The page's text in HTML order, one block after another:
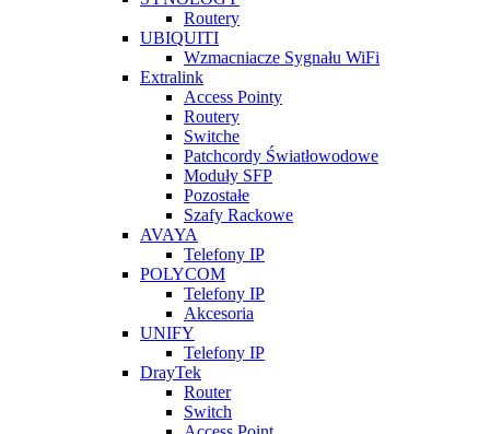
Routery
UBIQUITI
Wzmacniacze Sygnału WiFi
Extralink
Access Pointy
Routery
Switche
Patchcordy Światłowodowe
Moduły SFP
Pozostałe
Szafy Rackowe
AVAYA
Telefony IP
POLYCOM
Telefony IP
Akcesoria
UNIFY
Telefony IP
DrayTek
Router
Switch